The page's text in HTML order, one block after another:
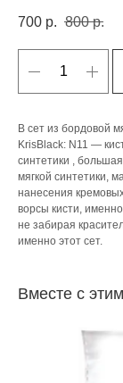
700 р. 800 р.
В сет из бордовой
KrisBlack: N11 —
синтетики ,
мягкой синтетики,
нанесения
ворсы кисти,
не забирая
именно этот сет.
Вместе с